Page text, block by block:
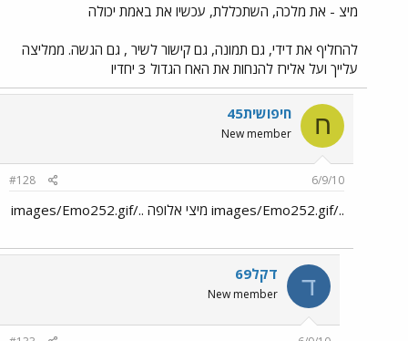
י
מיצ - את מלכה, השתכללת, עכשיו את באמת יכולה
להחליף את דידי, גם תמונה, גם קישור לשיר , גם הגשה. ממליצה
עלייך ועל אלירז להנחות את האח הגדול 3 יחדיו
ח חיפושית45
New member
6/9/10
#128
../images/Emo252.gif מיצי אלופה ../images/Emo252.gif
ד דקל69
New member